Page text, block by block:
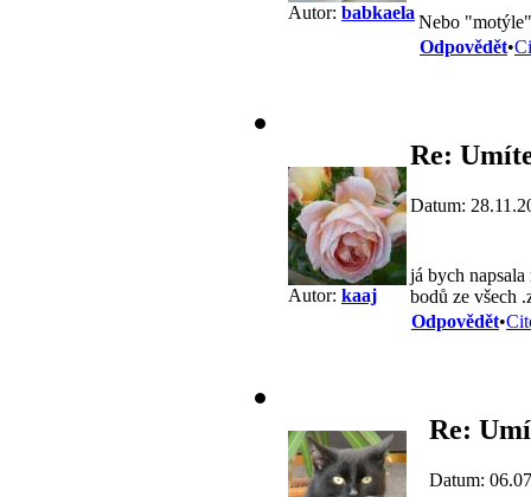
Autor: babkaela Nebo "motýle"
Odpovědět•
Autor: kaaj
Re:
Datum:
já bych
bodů ze všech
Odpovědět•
Re:
Datum: